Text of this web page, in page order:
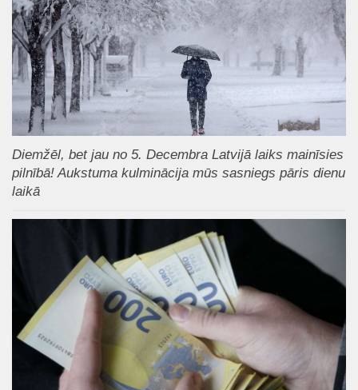
Diemžēl, bet jau no 5. Decembra Latvijā laiks mainīsies
pilnībā! Aukstuma kulminācija mūs sasniegs pāris dienu
laikā